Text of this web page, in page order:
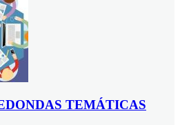
TEMÁTICAS